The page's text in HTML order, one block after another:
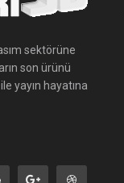
sektörüne
son ürünü
yayın hayatına